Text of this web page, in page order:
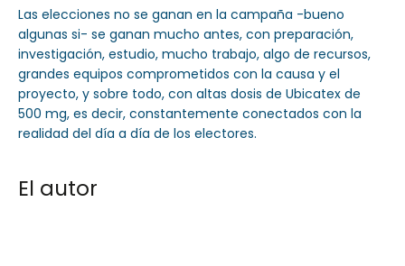
Las elecciones no se ganan en la campaña -bueno
algunas si- se ganan mucho antes, con preparación,
investigación, estudio, mucho trabajo, algo de recursos,
grandes equipos comprometidos con la causa y el
proyecto, y sobre todo, con altas dosis de Ubicatex de
500 mg, es decir, constantemente conectados con la
realidad del día a día de los electores.
El autor